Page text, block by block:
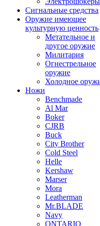
Сигнальные средства
Оружие имеющее
культурную ценность
Метательное и
другое оружие
Милитария
Огнестрельное
оружие
Холодное
Ножи
Benchmade
Al Mar
Boker
CJRB
Buck
City Brother
Cold Steel
Helle
Kershaw
Marser
Mora
Leatherman
Mr.BLADE
Navy
ONTARIO